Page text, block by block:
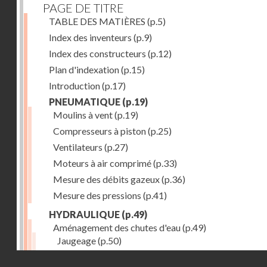
PAGE DE TITRE
TABLE DES MATIÈRES (p.5)
Index des inventeurs (p.9)
Index des constructeurs (p.12)
Plan d'indexation(p.15)
Introduction(p.17)
PNEUMATIQUE (p.19)
Moulins à vent(p.19)
Compresseurs à piston(p.25)
Ventilateurs (p.27)
Moteurs à air comprimé(p.33)
Mesure des débits gazeux(p.36)
Mesure des pressions (p.41)
HYDRAULIQUE (p.49)
Aménagement des chutes d'eau(p.49)
Jaugeage(p.50)